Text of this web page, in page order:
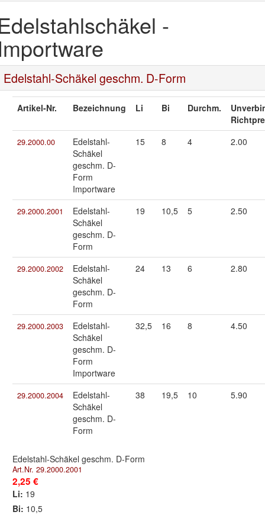
-
Edelstahl-Schäkel geschm. D-Form
Artikel-Nr. Bezeichnung Li Bi Durchm.
29.2000.00
Edelstahl-
Schäkel
geschm. D-
Form
Importware
15 8 4 2.00
29.2000.2001
Edelstahl-
Schäkel
geschm. D-
Form
19 10,5 5 2.50
29.2000.2002
Edelstahl-
Schäkel
geschm. D-
Form
24 13 6 2.80
29.2000.2003
Edelstahl-
Schäkel
geschm. D-
Form
Importware
32,5 16 8 4.50
29.2000.2004
Edelstahl-
Schäkel
geschm. D-
Form
38 19,5 10 5.90
Edelstahl-Schäkel geschm. D-Form
Art.Nr. 29.2000.2001
2,25 €
Li: 19
Bi: 10,5